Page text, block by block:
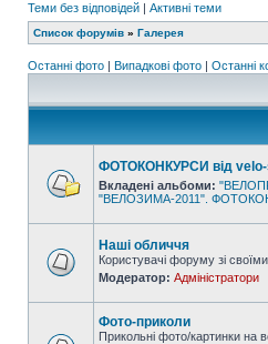
Теми без відповідей | Активні теми
Список форумів » Галерея
Останні фото | Випадкові фото | Останні
ФОТОКОНКУРСИ від velo-
Вкладені альбоми:
"ВЕЛОЗИМА-2011".
Наші обличчя
Користувачі форуму зі
Модератор: Адміністратори
Фото-приколи
Прикольні фото/картинки на